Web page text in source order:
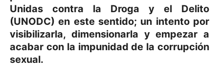
Unidas contra la Droga y el Delito
(UNODC) en este sentido; un intento por
visibilizarla, dimensionarla y empezar a
acabar con la impunidad de la corrupción
sexual.